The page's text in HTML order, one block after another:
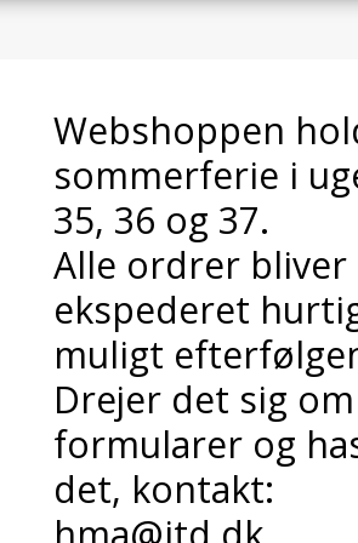
Webshoppen
sommerferie i
35, 36 og 37.
Alle ordrer bliver
ekspederet
muligt
Drejer det sig om
formularer og
det, kontakt: